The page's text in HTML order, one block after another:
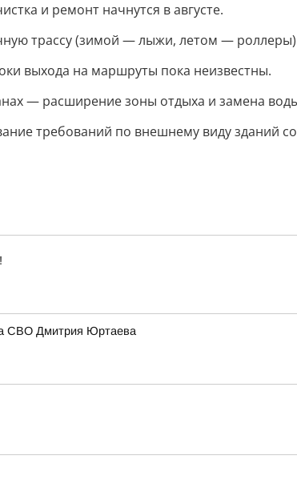
и ремонт начнутся в августе.
трассу (зимой — лыжи, летом —
выхода на маршруты пока неизвестны.
— расширение зоны отдыха и замена
требований по внешнему виду зданий
СВО Дмитрия Юртаева